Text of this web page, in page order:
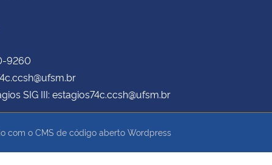
9260
SIG III: estagios74c.ccsh@ufsm.br
com o CMS de código aberto Wordpress